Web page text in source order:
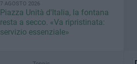
7 AGOSTO 2026
Piazza Unità d'Italia, la fontana
resta a secco. «Va ripristinata:
servizio essenziale»